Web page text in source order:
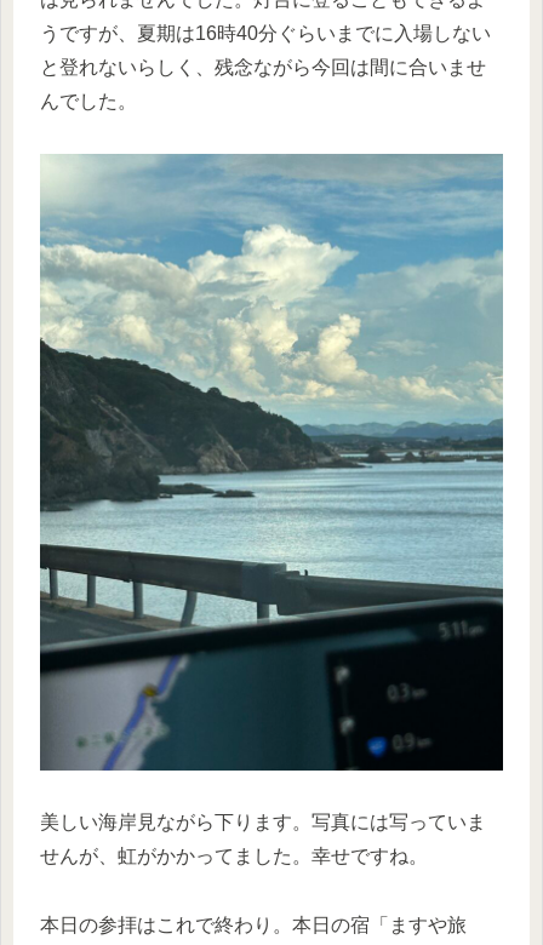
うですが、夏期は16時40分ぐらいまでに入場しない
と登れないらしく、残念ながら今回は間に合いませ
んでした。
美しい海岸見ながら下ります。写真には写っていま
せんが、虹がかかってました。幸せですね。
本日の参拝はこれで終わり。本日の宿「ますや旅